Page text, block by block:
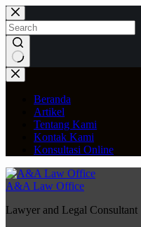
Skip
to
content
No
results
Beranda
Artikel
Tentang Kami
Kontak Kami
Konsultasi Online
A&A Law Office
Lawyer and Legal Consultant